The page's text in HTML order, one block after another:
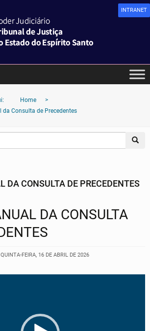
INTRANET
Home
>
da Consulta de Precedentes
DA CONSULTA DE PRECEDENTES
DA CONSULTA
FEIRA, 16 DE ABRIL DE 2026